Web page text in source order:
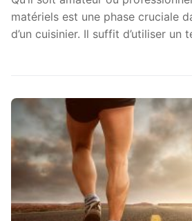
matériels est une phase cruciale
d’un cuisinier. Il suffit d’utiliser un